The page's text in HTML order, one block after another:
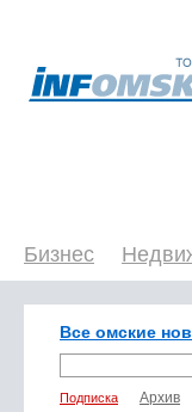
Бизнес
Все омские
Подписка